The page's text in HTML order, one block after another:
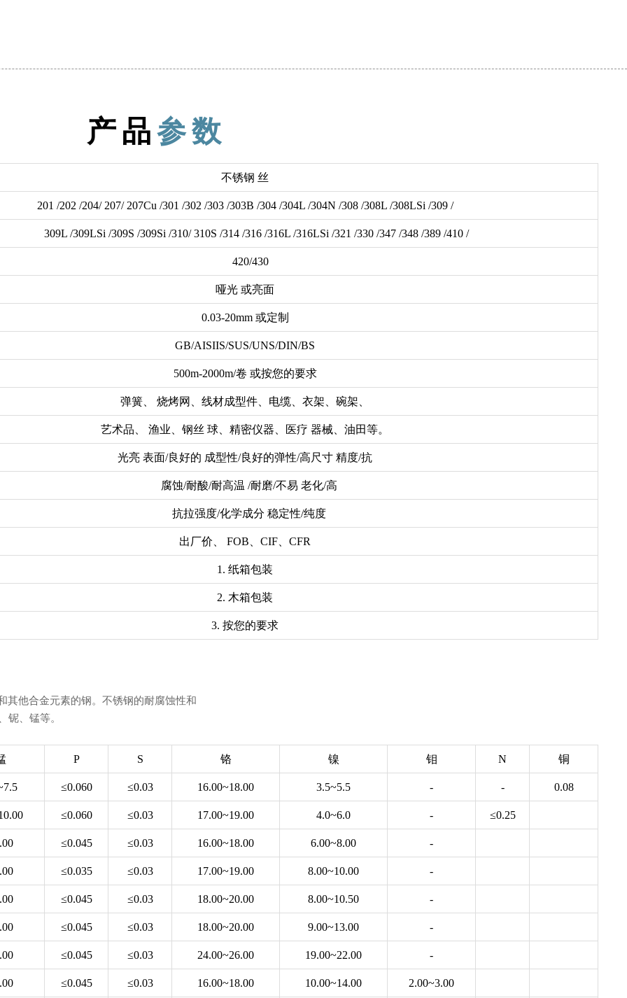
产品参数
不锈钢 丝
201 /202 /204/ 207/ 207Cu /301 /302 /303 /303B /304 /304L /304N /308 /308L /308LSi /309 /
309L /309LSi /309S /309Si /310/ 310S /314 /316 /316L /316LSi /321 /330 /347 /348 /389 /410 /
420/430
哑光 或亮面
0.03-20mm 或定制
GB/AISIIS/SUS/UNS/DIN/BS
500m-2000m/卷 或按您的要求
弹簧、 烧烤网、线材成型件、电缆、衣架、碗架、
艺术品、 渔业、钢丝 球、精密仪器、医疗 器械、油田等。
光亮 表面/良好的 成型性/良好的弹性/高尺寸 精度/抗
腐蚀/耐酸/耐高温 /耐磨/不易 老化/高
抗拉强度/化学成分 稳定性/纯度
出厂价、 FOB、CIF、CFR
1. 纸箱包装
2. 木箱包装
3. 按您的要求
其他合金元素的钢。不锈钢的耐腐蚀性和
铌、锰等。
P S 铬 镍 钼 N 铜
≤0.060 ≤0.03 16.00~18.00 3.5~5.5 - - 0.08
≤0.060 ≤0.03 17.00~19.00 4.0~6.0 - ≤0.25
≤0.045 ≤0.03 16.00~18.00 6.00~8.00 -
≤0.035 ≤0.03 17.00~19.00 8.00~10.00 -
≤0.045 ≤0.03 18.00~20.00 8.00~10.50 -
≤0.045 ≤0.03 18.00~20.00 9.00~13.00 -
≤0.045 ≤0.03 24.00~26.00 19.00~22.00 -
≤0.045 ≤0.03 16.00~18.00 10.00~14.00 2.00~3.00